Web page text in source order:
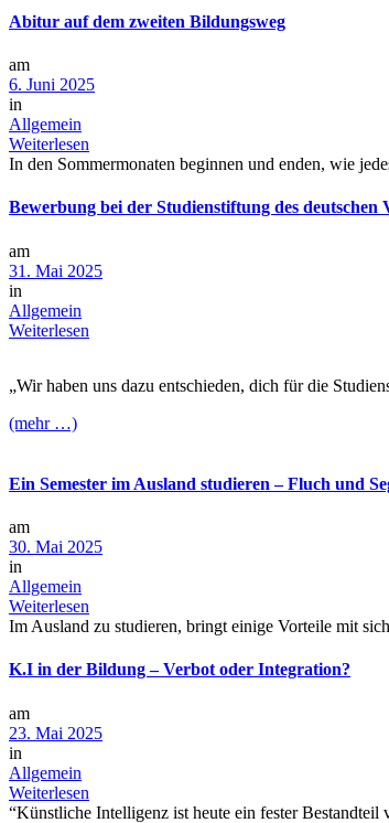
Abitur auf dem zweiten Bildungsweg
am
6. Juni 2025
in
Allgemein
Weiterlesen
In den Sommermonaten beginnen und enden, wie
Bewerbung bei der Studienstiftung des
am
31. Mai 2025
in
Allgemein
Weiterlesen
„Wir haben uns dazu entschieden, dich für die
(mehr …)
Ein Semester im Ausland studieren – Fluch und
am
30. Mai 2025
in
Allgemein
Weiterlesen
Im Ausland zu studieren, bringt einige Vorteile mit
K.I in der Bildung – Verbot oder Integration?
am
23. Mai 2025
in
Allgemein
Weiterlesen
“Künstliche Intelligenz ist heute ein fester